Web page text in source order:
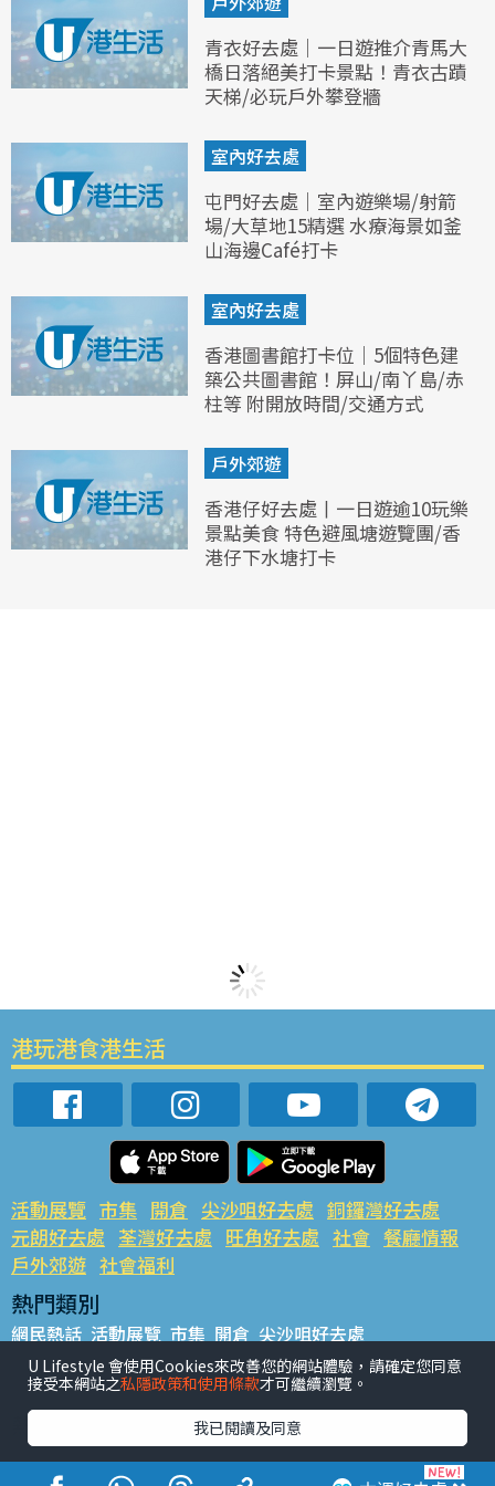
青衣好去處｜一日遊推介青馬大
橋日落絕美打卡景點！青衣古蹟
天梯/必玩戶外攀登牆
室內好去處
屯門好去處｜室內遊樂場/射箭
場/大草地15精選 水療海景如釜
山海邊Café打卡
室內好去處
香港圖書館打卡位｜5個特色建
築公共圖書館！屏山/南丫島/赤
柱等 附開放時間/交通方式
戶外郊遊
香港仔好去處丨一日遊逾10玩樂
景點美食 特色避風塘遊覽團/香
港仔下水塘打卡
港玩港食港生活
活動展覽 市集 開倉 尖沙咀好去處 銅鑼灣好去處
元朗好去處 荃灣好去處 旺角好去處 社會 餐廳情報
戶外郊遊 社會福利
熱門類別
網民熱話 活動展覽 市集 開倉 尖沙咀好去處
銅鑼灣好去處 元朗好去處 荃灣好去處 旺角好去處 社會
餐廳情報 戶外郊遊
熱門標籤
#UGO搵好去處 #人氣活動推介 #美食社群熱話
U Lifestyle 會使用Cookies來改善您的網站體驗，請確定您同意
接受本網站之私隱政策和使用條款才可繼續瀏覽。
我已閱讀及同意